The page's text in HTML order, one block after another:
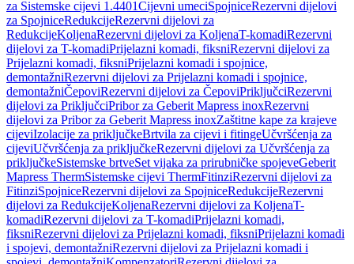
za Sistemske cijevi 1.4401Cijevni umeciSpojniceRezervni dijelovi
za SpojniceRedukcijeRezervni dijelovi za
RedukcijeKoljenaRezervni dijelovi za KoljenaT-komadiRezervni
dijelovi za T-komadiPrijelazni komadi, fiksniRezervni dijelovi za
Prijelazni komadi, fiksniPrijelazni komadi i spojnice,
demontažniRezervni dijelovi za Prijelazni komadi i spojnice,
demontažniČepoviRezervni dijelovi za ČepoviPriključciRezervni
dijelovi za PriključciPribor za Geberit Mapress inoxRezervni
dijelovi za Pribor za Geberit Mapress inoxZaštitne kape za krajeve
cijeviIzolacije za priključkeBrtvila za cijevi i fitingeUčvršćenja za
cijeviUčvršćenja za priključkeRezervni dijelovi za Učvršćenja za
priključkeSistemske brtveSet vijaka za prirubničke spojeveGeberit
Mapress ThermSistemske cijevi ThermFitinziRezervni dijelovi za
FitinziSpojniceRezervni dijelovi za SpojniceRedukcijeRezervni
dijelovi za RedukcijeKoljenaRezervni dijelovi za KoljenaT-
komadiRezervni dijelovi za T-komadiPrijelazni komadi,
fiksniRezervni dijelovi za Prijelazni komadi, fiksniPrijelazni komadi
i spojevi, demontažniRezervni dijelovi za Prijelazni komadi i